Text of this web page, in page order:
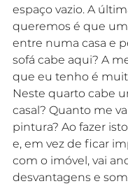
espaço vazio. A
queremos é que
entre numa casa e
sofá cabe aqui? A
que eu tenho é
Neste quarto cabe
casal? Quanto me
pintura? Ao fazer
e, em vez de ficar
com o imóvel, vai
desvantagens e